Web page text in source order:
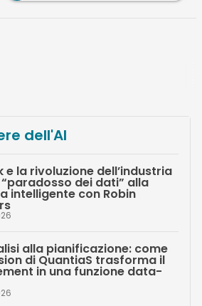
dell'AI
e la rivoluzione dell’industria
dei dati” alla
intelligente con Robin
alla pianificazione: come
di QuantiaS trasforma il
in una funzione data-